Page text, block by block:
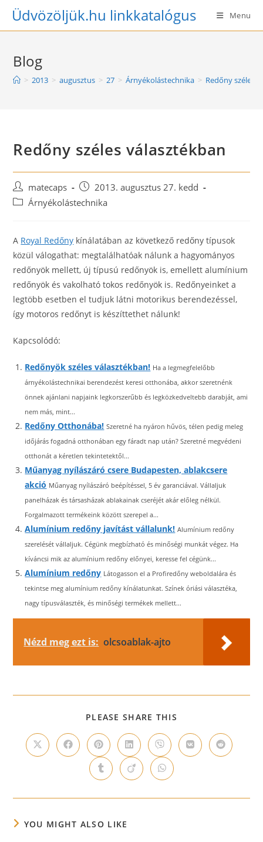
SkipÜdvözöljük.hu linkkatalógus Menu
Blog
> 2013 > augusztus > 27 > Árnyékolástechnika > Redőny széles
Redőny széles választékban
Post
author:
matecaps
Post
published:
2013. augusztus 27. kedd
PostÁrnyékolástechnika
A Royal Redőny kínálatában az következő redőny típusok
közül válogathat: megtalálhatóak nálunk a hagyományos
redőnyök mellett, új típusú redőnyök is, emellett alumínium
redőnyök és vakolható tokos redőnyök is. Redőnyeinket a
legtöbb esetben el tudjuk látni motorikus berendezéssel,
így motoros redőnyt is készíttethet nálunk!
Kapcsolódó:
Redőnyök széles választékban! Ha a legmegfelelőbb
árnyékolástechnikai berendezést keresi otthonába, akkor szeretnénk
önnek ajánlani napjaink legkorszerűbb és legközkedveltebb darabját, ami
nem más, mint...
Redőny Otthonába! Szeretné ha nyáron hűvös, télen pedig meleg
időjárás fogadná otthonában egy fáradt nap után? Szeretné megvédeni
otthonát a kéretlen tekintetektől...
Műanyag nyílászáró csere Budapesten, ablakcsere
akció Műanyag nyílászáró beépítéssel, 5 év garanciával. Vállaljuk
panelházak és társasházak ablakainak cseréjét akár előleg nélkül.
Forgalmazott termékeink között szerepel a...
Alumínium redőny javítást vállalunk! Alumínium redőny
szerelését vállaljuk. Cégünk megbízható és minőségi munkát végez. Ha
kíváncsi mik az alumínium redőny előnyei, keresse fel cégünk...
Alumínium redőny Látogasson el a Profiredőny weboldalára és
tekintse meg alumínium redőny kínálatunkat. Színek óriási választéka,
nagy típusválaszték, és minőségi termékek mellett...
Nézd meg ezt is: olcsoablak-ajto
PLEASE SHARE THIS
CONTENT
Opens
in
Opens
in
window
Opens
in
a
new
window
Opens
in
a
new
window
Opens
in
a
new
window
Opens
in
Opens
in
Opens
in
new
Opens
in
new
Opens
in
new
YOU MIGHT ALSO LIKE